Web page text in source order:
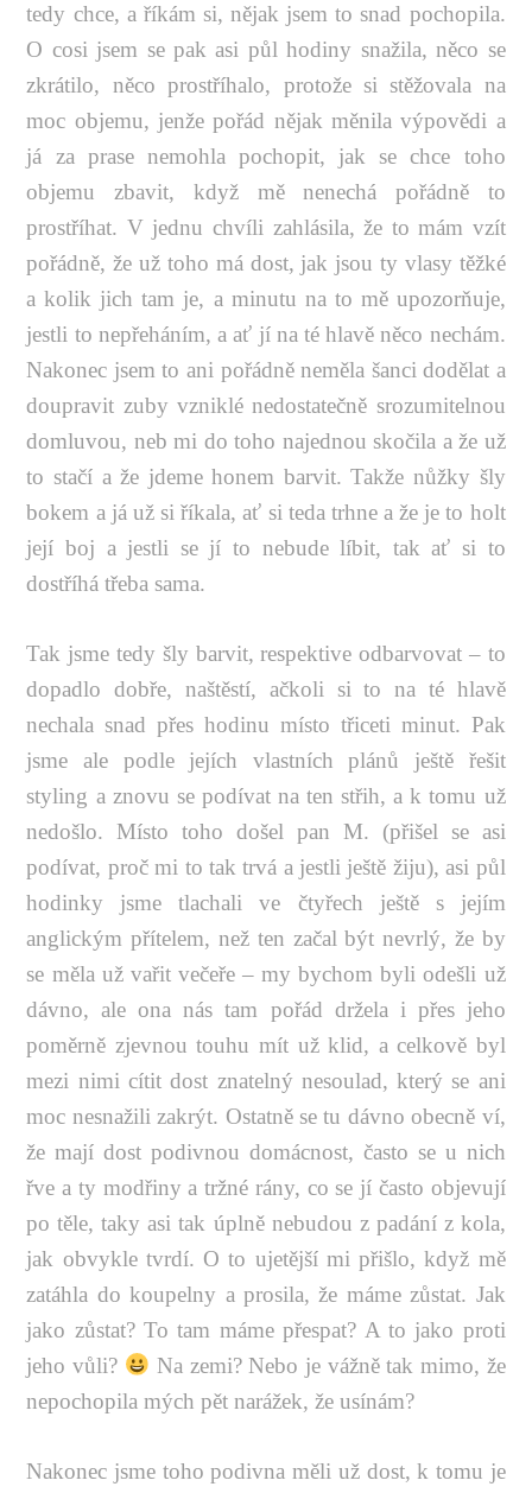
tedy chce, a říkám si, nějak jsem to snad pochopila.
O cosi jsem se pak asi půl hodiny snažila, něco se
zkrátilo, něco prostříhalo, protože si stěžovala na
moc objemu, jenže pořád nějak měnila výpovědi a
já za prase nemohla pochopit, jak se chce toho
objemu zbavit, když mě nenechá pořádně to
prostříhat. V jednu chvíli zahlásila, že to mám vzít
pořádně, že už toho má dost, jak jsou ty vlasy těžké
a kolik jich tam je, a minutu na to mě upozorňuje,
jestli to nepřeháním, a ať jí na té hlavě něco nechám.
Nakonec jsem to ani pořádně neměla šanci dodělat a
doupravit zuby vzniklé nedostatečně srozumitelnou
domluvou, neb mi do toho najednou skočila a že už
to stačí a že jdeme honem barvit. Takže nůžky šly
bokem a já už si říkala, ať si teda trhne a že je to holt
její boj a jestli se jí to nebude líbit, tak ať si to
dostříhá třeba sama.
Tak jsme tedy šly barvit, respektive odbarvovat – to
dopadlo dobře, naštěstí, ačkoli si to na té hlavě
nechala snad přes hodinu místo třiceti minut. Pak
jsme ale podle jejích vlastních plánů ještě řešit
styling a znovu se podívat na ten střih, a k tomu už
nedošlo. Místo toho došel pan M. (přišel se asi
podívat, proč mi to tak trvá a jestli ještě žiju), asi půl
hodinky jsme tlachali ve čtyřech ještě s jejím
anglickým přítelem, než ten začal být nevrlý, že by
se měla už vařit večeře – my bychom byli odešli už
dávno, ale ona nás tam pořád držela i přes jeho
poměrně zjevnou touhu mít už klid, a celkově byl
mezi nimi cítit dost znatelný nesoulad, který se ani
moc nesnažili zakrýt. Ostatně se tu dávno obecně ví,
že mají dost podivnou domácnost, často se u nich
řve a ty modřiny a tržné rány, co se jí často objevují
po těle, taky asi tak úplně nebudou z padání z kola,
jak obvykle tvrdí. O to ujetější mi přišlo, když mě
zatáhla do koupelny a prosila, že máme zůstat. Jak
jako zůstat? To tam máme přespat? A to jako proti
jeho vůli?
Na zemi? Nebo je vážně tak mimo, že
nepochopila mých pět narážek, že usínám?
Nakonec jsme toho podivna měli už dost, k tomu je